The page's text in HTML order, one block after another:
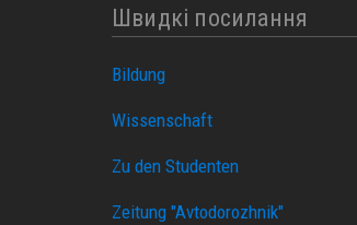
Швидкі посилання
Bildung
Wissenschaft
Zu den Studenten
Zeitung "Avtodorozhnik"